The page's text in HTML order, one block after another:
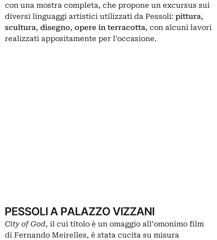
con una mostra completa, che propone un excursus sui
diversi linguaggi artistici utilizzati da Pessoli: pittura,
scultura, disegno, opere in terracotta, con alcuni lavori
realizzati appositamente per l’occasione.
PESSOLI A PALAZZO VIZZANI
City of God, il cui titolo è un omaggio all’omonimo film
di Fernando Meirelles, è stata cucita su misura